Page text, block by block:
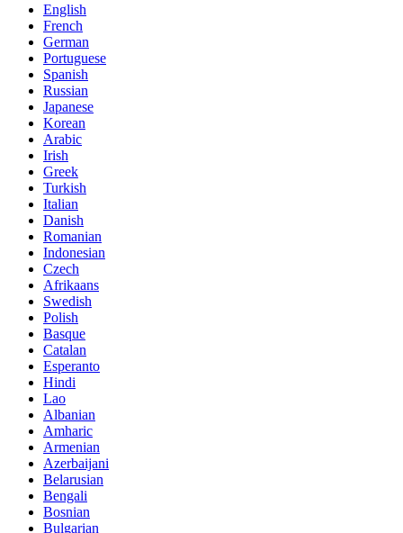
English
French
German
Portuguese
Spanish
Russian
Japanese
Korean
Arabic
Irish
Greek
Turkish
Italian
Danish
Romanian
Indonesian
Czech
Afrikaans
Swedish
Polish
Basque
Catalan
Esperanto
Hindi
Lao
Albanian
Amharic
Armenian
Azerbaijani
Belarusian
Bengali
Bosnian
Bulgarian